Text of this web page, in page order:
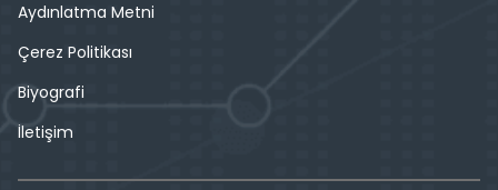
Aydınlatma Metni
Çerez Politikası
Biyografi
İletişim